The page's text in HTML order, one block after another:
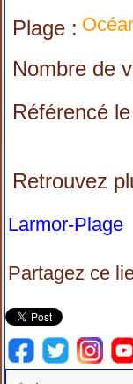
Plage :
Nombre de
Référencé
Retrouvez
Larmor-Plage
Partagez ce